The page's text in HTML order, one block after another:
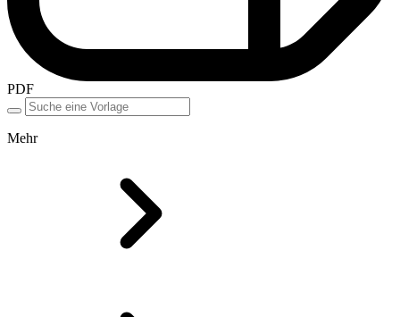
PDF
Mehr